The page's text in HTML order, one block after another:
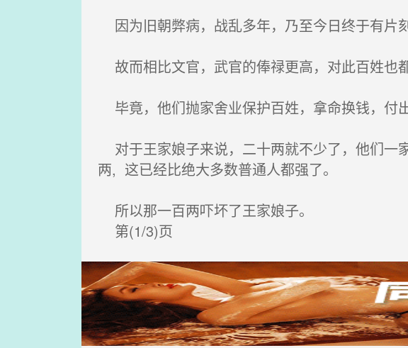
因为旧朝弊病，战乱多年，乃至今日终于有片
故而相比文官，武官的俸禄更高，对此百姓也
毕竟，他们抛家舍业保护百姓，拿命换钱，付
对于王家娘子来说，二十两就不少了，他们一
两, 这已经比绝大多数普通人都强了。
所以那一百两吓坏了王家娘子。
第(1/3)页